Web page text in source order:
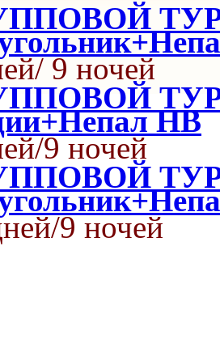
ТУР
9 ночей
ТУР
HB
9 ночей
ТУР
9 ночей